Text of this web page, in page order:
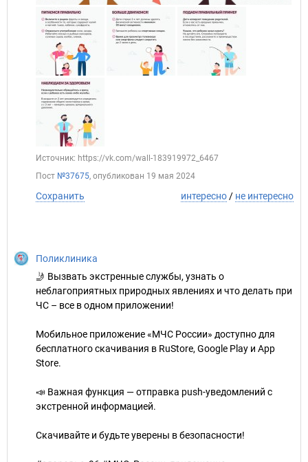
Источник: https://vk.com/wall-183919972_6467
Пост №37675, опубликован 19 мая 2024
Сохранить интересно / не интересно
Поликлиника
🤳 Вызвать экстренные службы, узнать о
неблагоприятных природных явлениях и что делать при
ЧС – все в одном приложении!
Мобильное приложение «МЧС России» доступно для
бесплатного скачивания в RuStore, Google Play и App
Store.
📣 Важная функция — отправка push-уведомлений с
экстренной информацией.
Скачивайте и будьте уверены в безопасности!